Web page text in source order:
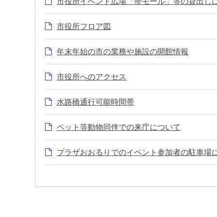
市役所フロア図
年末年始の市の業務や施設の開館情報
市役所へのアクセス
水路橋通行可能時間帯
ペット等動物同伴での来庁について
プラザおおるりでのイベント参加者の駐車場